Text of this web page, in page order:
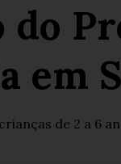
do
em
de 2 a 6